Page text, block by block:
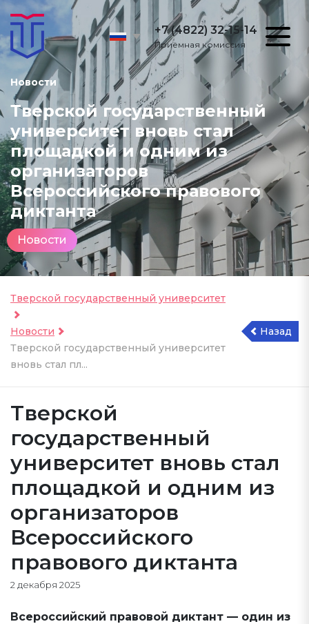
+7 (4822) 32-15-14
Приёмная комиссия
Новости
Тверской государственный
университет вновь стал
площадкой и одним из
организаторов
Всероссийского правового
диктанта
Новости
Тверской государственный университет
Новости
Тверской государственный университет
вновь стал пл...
Назад
Тверской
государственный
университет вновь стал
площадкой и одним из
организаторов
Всероссийского
правового диктанта
2 декабря 2025
Всероссийский правовой диктант — один из